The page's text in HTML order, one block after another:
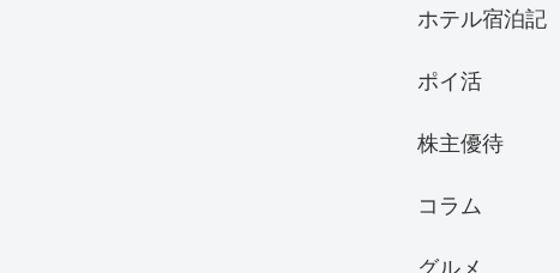
ホテル宿泊記
ポイ活
株主優待
コラム
グルメ